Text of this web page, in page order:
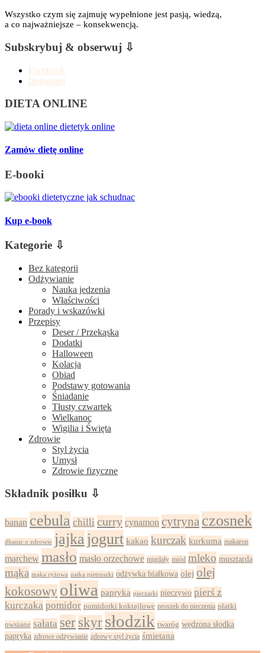
Wszystko czym się zajmuję wypełnione jest pasją, wiedzą,
a co najważniejsze – konsekwencją.
Subskrybuj & obserwuj ⇩
Facebook
Instagram
DIETA ONLINE
Zamów dietę online
E-booki
Kup e-book
Kategorie ⇩
Bez kategorii
Odżywianie
Nauka jedzenia
Właściwości
Porady i wskazówki
Przepisy
Deser / Przekąska
Dodatki
Halloween
Kolacja
Obiad
Podstawy gotowania
Śniadanie
Tłusty czwartek
Wielkanoc
Wigilia i Święta
Zdrowie
Styl życia
Umysł
Zdrowie fizyczne
Składnik posiłku ⇩
banan cebula chilli curry cynamon cytryna czosnek
dbanie o zdrowie jajka jogurt kakao kurczak kurkuma makaron
marchew masło masło orzechowe migdały miód mleko musztarda
mąka mąka ryżowa natka pietruszki odżywka białkowa olej olej
kokosowy oliwa papryka pieczarki pieczywo pierś z
kurczaka pomidor pomidorki koktajlowe proszek do pieczenia płatki
owsiane sałata ser skyr słodzik twaróg wędzona słodka
papryka zdrowe odżywianie zdrowy styl życia śmietana